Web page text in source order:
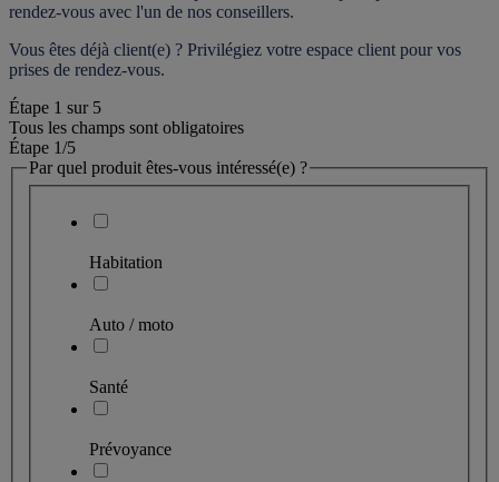
rendez-vous avec l'un de nos conseillers.
Vous êtes déjà client(e) ? Privilégiez votre espace client pour vos
prises de rendez-vous.
Étape 1 sur 5
Tous les champs sont obligatoires
Étape 1/5
Par quel produit êtes-vous intéressé(e) ?
Habitation
Auto / moto
Santé
Prévoyance